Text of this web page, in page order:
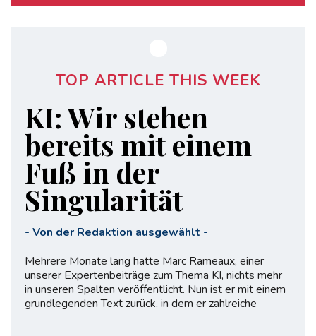
TOP ARTICLE THIS WEEK
KI: Wir stehen
bereits mit einem
Fuß in der
Singularität
- Von der Redaktion ausgewählt -
Mehrere Monate lang hatte Marc Rameaux, einer
unserer Expertenbeiträge zum Thema KI, nichts mehr
in unseren Spalten veröffentlicht. Nun ist er mit einem
grundlegenden Text zurück, in dem er zahlreiche